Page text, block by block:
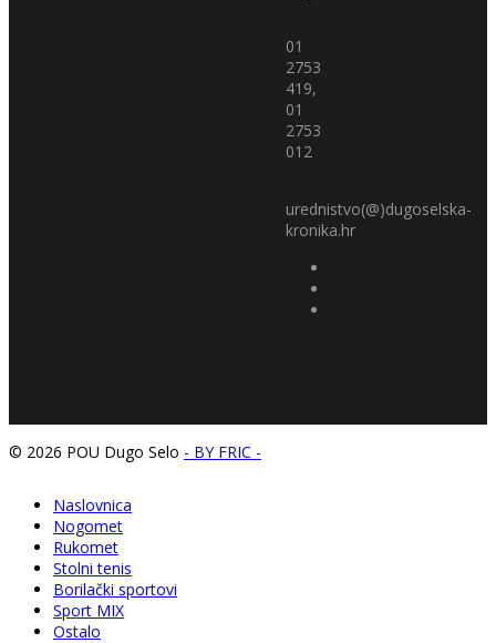
01
2753
419,
01
2753
012
urednistvo(@)dugoselska-
kronika.hr
© 2026 POU Dugo Selo - BY FRIC -
Naslovnica
Nogomet
Rukomet
Stolni tenis
Borilački sportovi
Sport MIX
Ostalo